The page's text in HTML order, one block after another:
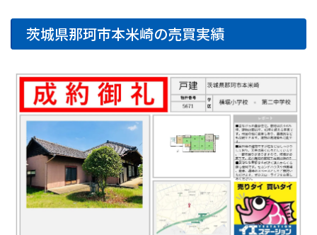
茨城県那珂市本米崎の売買実績